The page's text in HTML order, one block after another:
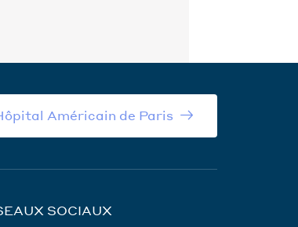
Américain de Paris
SOCIAUX